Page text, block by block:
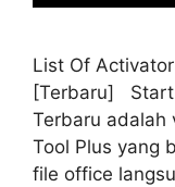
List Of
[Terbaru] Start
Terbaru adalah
Tool Plus yang
file office